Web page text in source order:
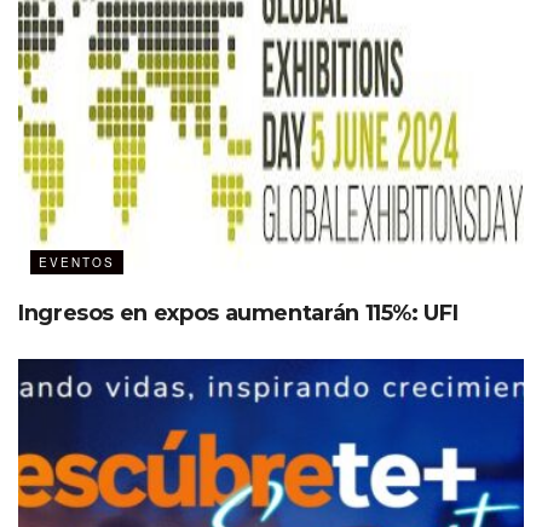
Ver esta publicación en Instagram
Una publicación compartida por SIAR México (@siarmx)
“En un entorno con cierta
EVENTOS
Ingresos en expos aumentarán 115%: UFI